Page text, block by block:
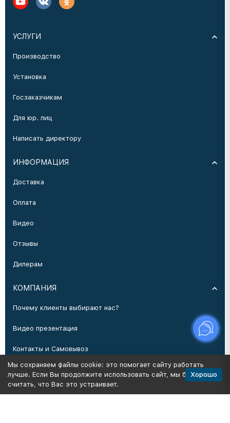
УСЛУГИ
Производство
Установка
Госзаказчикам
Для юр. лиц
Написать директору
ИНФОРМАЦИЯ
Доставка
Оплата
Видео
Отзывы
Дилерам
КОМПАНИЯ
Почему клиенты выбирают нас?
Видео презентация
Контакты и Самовывоз
Производство
Мы сохраняем файлы cookie: это помогает сайту работать
лучше. Если Вы продолжите использовать сайт, мы будем
считать, что Вас это устраивает.
Хорошо